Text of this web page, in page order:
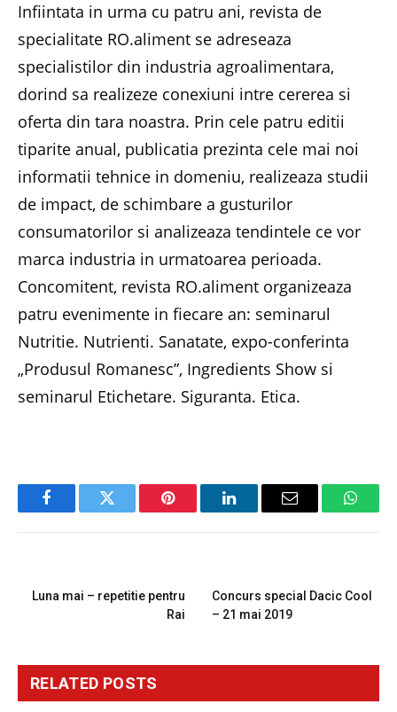
Infiintata in urma cu patru ani, revista de
specialitate RO.aliment se adreseaza
specialistilor din industria agroalimentara,
dorind sa realizeze conexiuni intre cererea si
oferta din tara noastra. Prin cele patru editii
tiparite anual, publicatia prezinta cele mai noi
informatii tehnice in domeniu, realizeaza studii
de impact, de schimbare a gusturilor
consumatorilor si analizeaza tendintele ce vor
marca industria in urmatoarea perioada.
Concomitent, revista RO.aliment organizeaza
patru evenimente in fiecare an: seminarul
Nutritie. Nutrienti. Sanatate, expo-conferinta
„Produsul Romanesc”, Ingredients Show si
seminarul Etichetare. Siguranta. Etica.
FacebookTwitter Pinterest LinkedInEmail
Luna mai – repetitie pentru
Rai
Concurs special Dacic Cool
– 21 mai 2019
RELATED POSTS